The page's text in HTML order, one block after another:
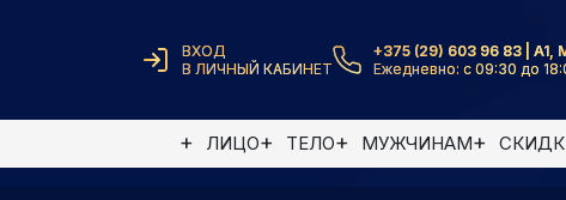
ВХОД
В ЛИЧНЫЙ КАБИНЕТ
+375 (29) 603 96 83 | A1,
Ежедневно: с 09:30 до
ЛИЦО ТЕЛО МУЖЧИНАМ
Элемент не найден